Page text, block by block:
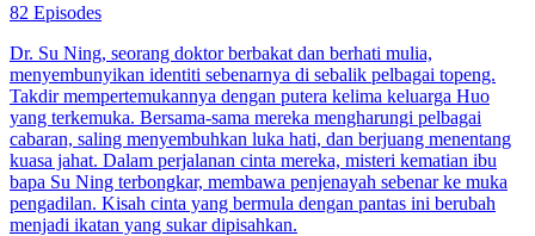
82 Episodes
Dr. Su Ning, seorang doktor berbakat dan berhati mulia,
menyembunyikan identiti sebenarnya di sebalik pelbagai topeng.
Takdir mempertemukannya dengan putera kelima keluarga Huo
yang terkemuka. Bersama-sama mereka mengharungi pelbagai
cabaran, saling menyembuhkan luka hati, dan berjuang menentang
kuasa jahat. Dalam perjalanan cinta mereka, misteri kematian ibu
bapa Su Ning terbongkar, membawa penjenayah sebenar ke muka
pengadilan. Kisah cinta yang bermula dengan pantas ini berubah
menjadi ikatan yang sukar dipisahkan.